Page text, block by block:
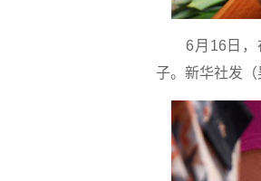
6月16日，
子。 新华社发（